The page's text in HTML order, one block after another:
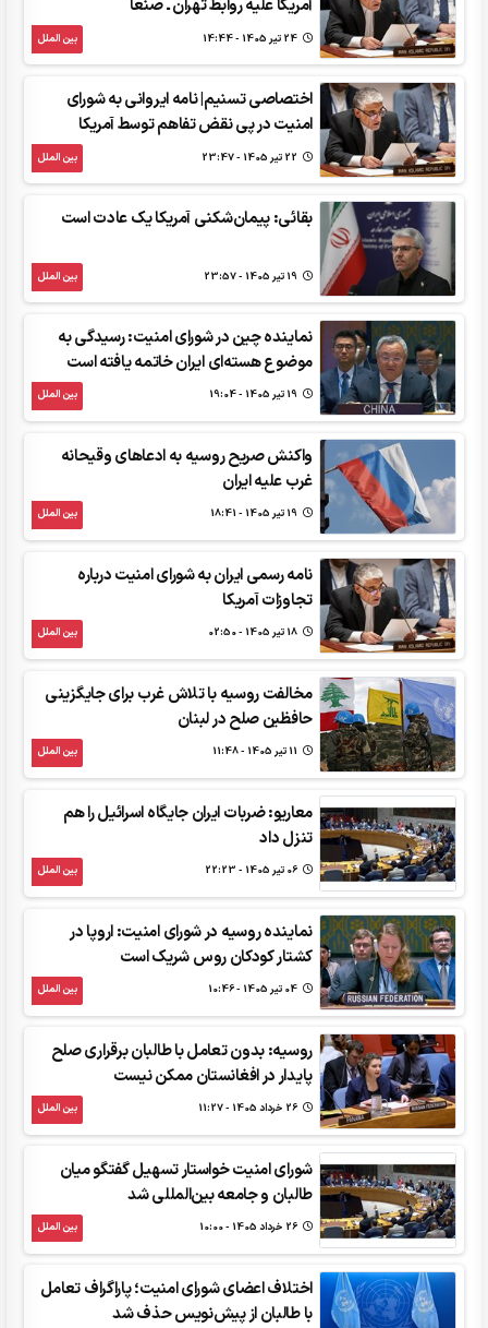
آمریکا علیه روابط تهران ـ صنعا
بین الملل
اختصاصی تسنیم| نامه ایروانی به شورای
امنیت در پی نقض تفاهم توسط آمریکا
بین الملل
بقائی: پیمان‌شکنی آمریکا یک عادت است
بین الملل
نماینده چین در شورای امنیت: رسیدگی به
موضوع هسته‌ای ایران خاتمه یافته است
بین الملل
واکنش صریح روسیه به ادعاهای وقیحانه
غرب علیه ایران
بین الملل
نامه رسمی ایران به شورای امنیت درباره
تجاوزات آمریکا
بین الملل
مخالفت روسیه با تلاش غرب برای جایگزینی
حافظین صلح در لبنان
بین الملل
معاریو: ضربات ایران جایگاه اسرائیل را هم
تنزل داد
بین الملل
نماینده روسیه در شورای امنیت: اروپا در
کشتار کودکان روس شریک است
بین الملل
روسیه: بدون تعامل با طالبان برقراری صلح
پایدار در افغانستان ممکن نیست
بین الملل
شورای امنیت خواستار تسهیل گفتگو میان
طالبان و جامعه بین‌المللی شد
بین الملل
اختلاف اعضای شورای امنیت؛ پاراگراف تعامل
با طالبان از پیش‌نویس حذف شد